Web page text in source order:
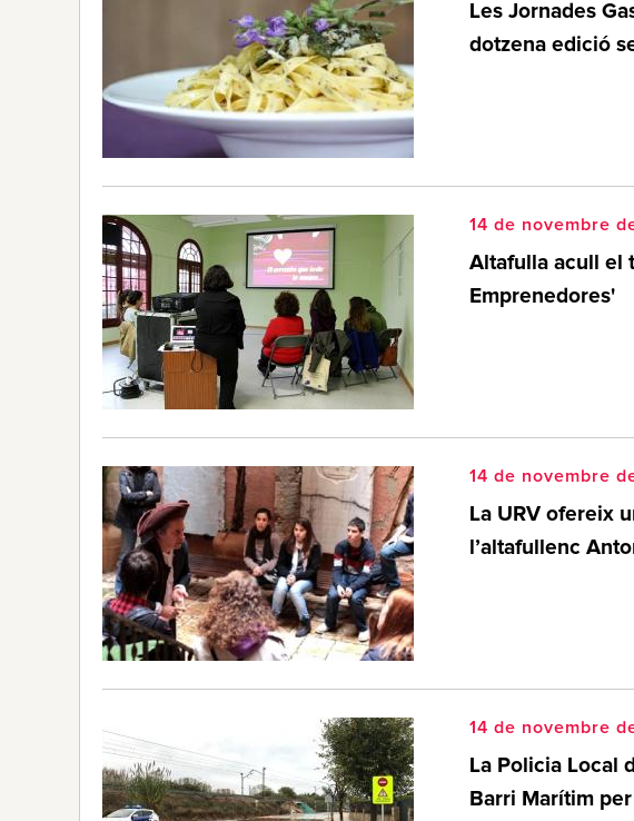
Les Jornades
dotzena edició
14 de novembre
Altafulla acull el
Emprenedores'
14 de novembre
La URV ofereix
l’altafullenc
14 de novembre
La Policia Local
Barri Marítim